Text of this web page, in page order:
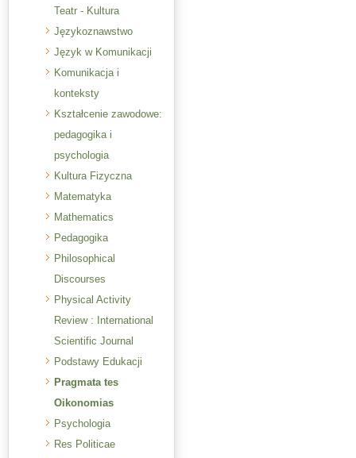
Teatr - Kultura
Językoznawstwo
Język w Komunikacji
Komunikacja i
konteksty
Kształcenie zawodowe:
pedagogika i
psychologia
Kultura Fizyczna
Matematyka
Mathematics
Pedagogika
Philosophical
Discourses
Physical Activity
Review : International
Scientific Journal
Podstawy Edukacji
Pragmata tes
Oikonomias
Psychologia
Res Politicae